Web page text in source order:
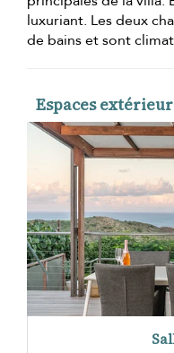
luxuriant. Les deux
de bains et sont
Espaces